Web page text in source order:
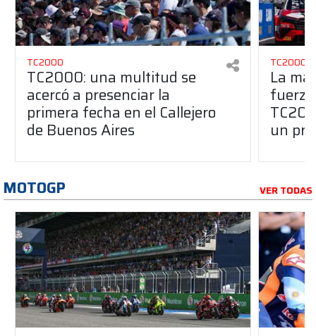
TC2000
TC2000: una multitud se
acercó a presenciar la
primera fecha en el Callejero
de Buenos Aires
TC2000
La
un
MOTOGP VER TODAS